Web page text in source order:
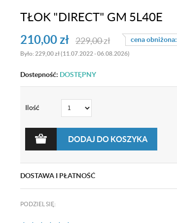
TŁOK "DIRECT" GM 5L40E
210,00zł 229,00zł cena obniżona:
Było: 229,00 zł (11.07.2022 - 06.08.2026)
Dostepność: DOSTĘPNY
Ilość
DODAJ DO KOSZYKA
DOSTAWA I PŁATNOŚĆ
PODZIEL SIĘ: